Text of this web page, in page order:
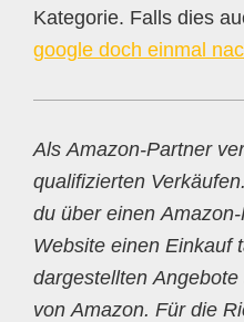
Kategorie. Falls dies
google doch einmal
Als Amazon-Partner
qualifizierten
du über einen
Website einen Einkauf
dargestellten
von Amazon. Für die